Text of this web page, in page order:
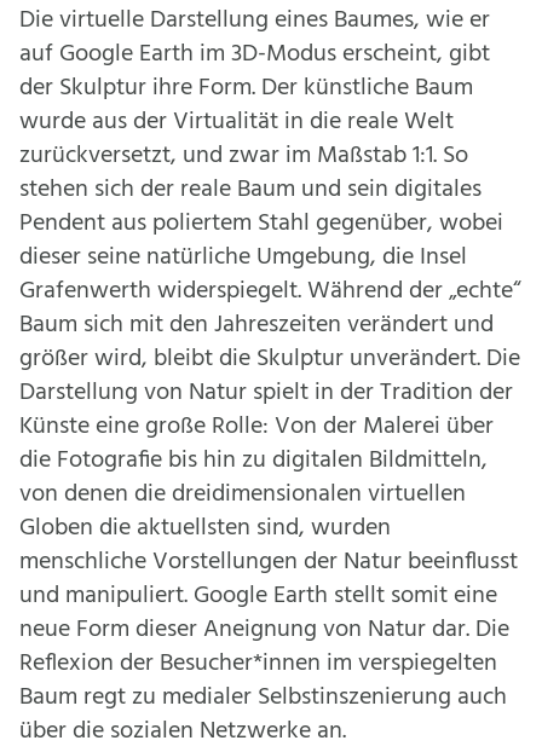
Die virtuelle Darstellung eines Baumes, wie er
auf Google Earth im 3D-Modus erscheint, gibt
der Skulptur ihre Form. Der künstliche Baum
wurde aus der Virtualität in die reale Welt
zurückversetzt, und zwar im Maßstab 1:1. So
stehen sich der reale Baum und sein digitales
Pendent aus poliertem Stahl gegenüber, wobei
dieser seine natürliche Umgebung, die Insel
Grafenwerth widerspiegelt. Während der „echte“
Baum sich mit den Jahreszeiten verändert und
größer wird, bleibt die Skulptur unverändert. Die
Darstellung von Natur spielt in der Tradition der
Künste eine große Rolle: Von der Malerei über
die Fotografie bis hin zu digitalen Bildmitteln,
von denen die dreidimensionalen virtuellen
Globen die aktuellsten sind, wurden
menschliche Vorstellungen der Natur beeinflusst
und manipuliert. Google Earth stellt somit eine
neue Form dieser Aneignung von Natur dar. Die
Reflexion der Besucher*innen im verspiegelten
Baum regt zu medialer Selbstinszenierung auch
über die sozialen Netzwerke an.